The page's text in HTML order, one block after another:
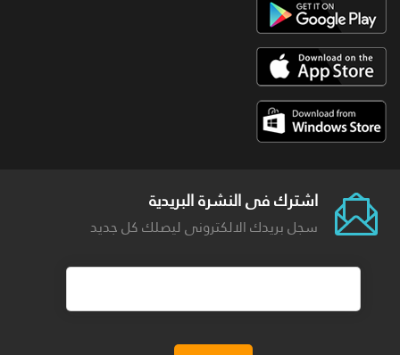
اشترك فى النشرة البريدية
سجل بريدك الالكترونى ليصلك كل جديد